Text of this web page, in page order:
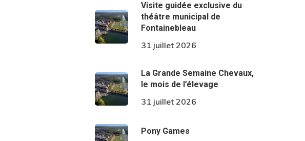
Visite guidée exclusive du
théâtre municipal de
Fontainebleau
31 juillet 2026
La Grande Semaine Chevaux,
le mois de l’élevage
31 juillet 2026
Pony Games